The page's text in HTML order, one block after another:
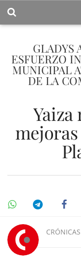
GLADYS
ESFUERZO
MUNICIPAL
DE LA
Yaiza
CRÓNICAS